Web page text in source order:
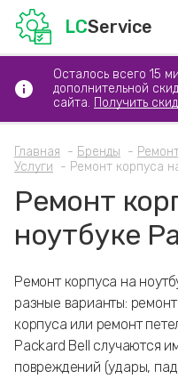
LCService
Осталось всего 15
дополнительной
сайта. Получить
Главная Бренды
Услуги
Ремонт корпуса
Ремонт
ноутбуке
Ремонт корпуса на
разные варианты:
корпуса или ремонт
Packard Bell случаются
повреждений (удары,